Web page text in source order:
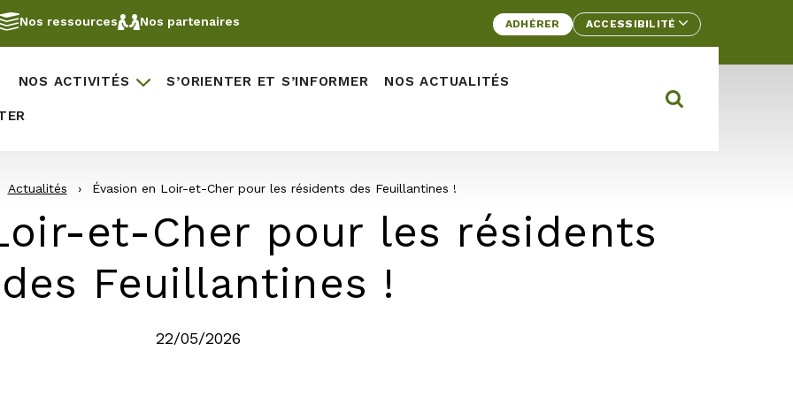
Nos ressources Nos partenaires ADHÉRER ACCESSIBILITÉ
NOS ACTIVITÉS S’ORIENTER ET S’INFORMER NOS ACTUALITÉS
Ouvrir la barre
Rechercher
Actualités › Évasion en Loir-et-Cher pour les résidents des Feuillantines !
et-Cher pour les résidents
des Feuillantines !
22/05/2026